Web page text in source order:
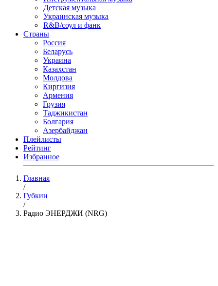
Детская музыка
Украинская музыка
R&B/cоул и фанк
Страны
Россия
Беларусь
Украина
Казахстан
Молдова
Киргизия
Армения
Грузия
Таджикистан
Болгария
Азербайджан
Плейлисты
Рейтинг
Избранное
Главная
/
Губкин
/
Радио ЭНЕРДЖИ (NRG)